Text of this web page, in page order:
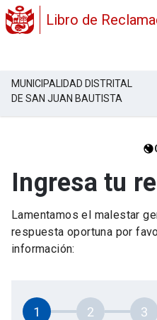
Libro de
MUNICIPALIDAD DISTRITAL
DE SAN JUAN BAUTISTA
Ingresa tu
Lamentamos el malestar
respuesta oportuna por
información:
1 2 3